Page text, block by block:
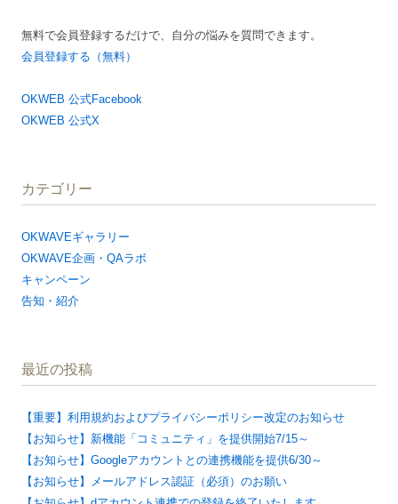
無料で会員登録するだけで、自分の悩みを質問できます。
会員登録する（無料）
OKWEB 公式Facebook
OKWEB 公式X
カテゴリー
OKWAVEギャラリー
OKWAVE企画・QAラボ
キャンペーン
告知・紹介
最近の投稿
【重要】利用規約およびプライバシーポリシー改定のお知らせ
【お知らせ】新機能「コミュニティ」を提供開始7/15～
【お知らせ】Googleアカウントとの連携機能を提供6/30～
【お知らせ】メールアドレス認証（必須）のお願い